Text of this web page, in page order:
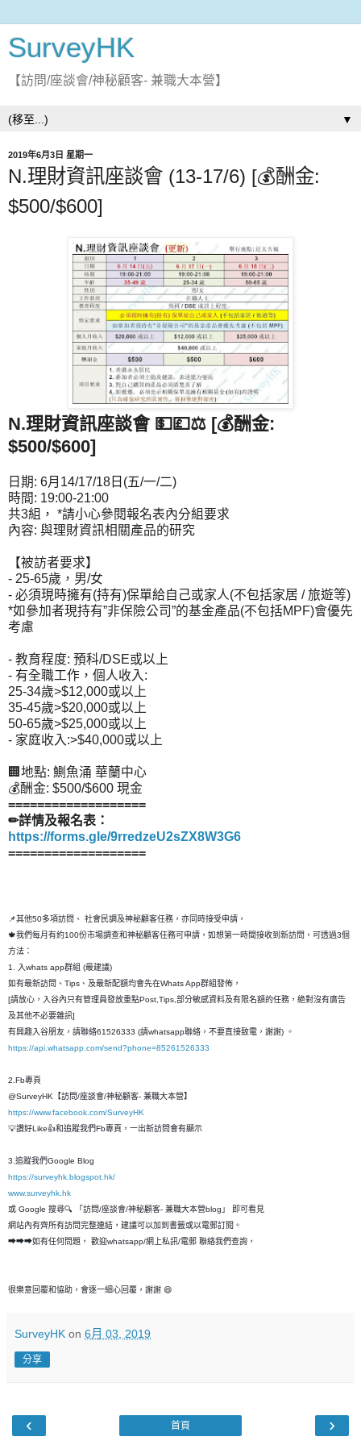
SurveyHK
【訪問/座談會/神秘顧客- 兼職大本營】
▼
2019年6月3日 星期一
N.理財資訊座談會 (13-17/6) [💰酬金:
$500/$600]
N.理財資訊座談會 💵💷⚖ [💰酬金:
$500/$600]
日期: 6月14/17/18日(五/一/二)
時間: 19:00-21:00
共3組， *請小心參閱報名表內分組要求
內容: 與理財資訊相關產品的研究
【被訪者要求】
- 25-65歲，男/女
- 必須現時擁有(持有)保單給自己或家人(不包括家居 / 旅遊等)
*如參加者現持有”非保險公司”的基金產品(不包括MPF)會優先
考慮
- 教育程度: 預科/DSE或以上
- 有全職工作，個人收入:
25-34歲>$12,000或以上
35-45歲>$20,000或以上
50-65歲>$25,000或以上
- 家庭收入:>$40,000或以上
🏢地點: 鰂魚涌 華蘭中心
💰酬金: $500/$600 現金
===================
✏詳情及報名表：
https://forms.gle/9rredzeU2sZX8W3G6
===================
📌其他50多項訪問、 社會民調及神秘顧客任務，亦同時接受申請，
🍁我們每月有約100份市場調查和神秘顧客任務可申請，如想第一時間接收到新訪問，可透過3個
方法：
1. 入whats app群組 (最建議)
如有最新訪問、Tips、及最新配額均會先在Whats App群組發佈，
[請放心，入谷內只有管理員發放重點Post,Tips,部分敏感資料及有限名額的任務，絶對沒有廣告
及其他不必要雜訊]
有興趣入谷朋友，請聯絡61526333 (請whatsapp聯絡，不要直接致電，謝謝) 。
https://api.whatsapp.com/send?phone=85261526333
2.Fb專頁
@SurveyHK【訪問/座談會/神秘顧客- 兼職大本營】
https://www.facebook.com/SurveyHK
💡讚好Like👍和追蹤我們Fb專頁，一出新訪問會有顯示
3.追蹤我們Google Blog
https://surveyhk.blogspot.hk/
www.surveyhk.hk
或 Google 搜尋🔍 「訪問/座談會/神秘顧客- 兼職大本營blog」 即可看見
網站內有齊所有訪問完整連結，建議可以加到書籤或以電郵訂閱。
➡➡➡如有任何問題， 歡迎whatsapp/網上私訊/電郵 聯絡我們查詢，
很樂意回覆和恊助，會逐一細心回覆，謝謝 😄
SurveyHK on 6月 03, 2019
分享
‹ ›
首頁